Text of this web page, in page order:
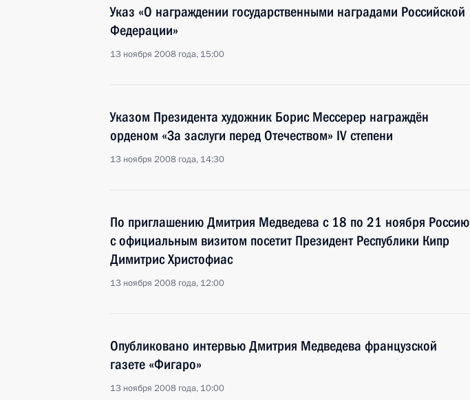
Указ «О награждении государственными наградами Российской
Федерации»
13 ноября 2008 года, 15:00
Указом Президента художник Борис Мессерер награждён
орденом «За заслуги перед Отечеством» IV степени
13 ноября 2008 года, 14:30
По приглашению Дмитрия Медведева с 18 по 21 ноября Россию
с официальным визитом посетит Президент Республики Кипр
Димитрис Христофиас
13 ноября 2008 года, 12:00
Опубликовано интервью Дмитрия Медведева французской
газете «Фигаро»
13 ноября 2008 года, 10:00